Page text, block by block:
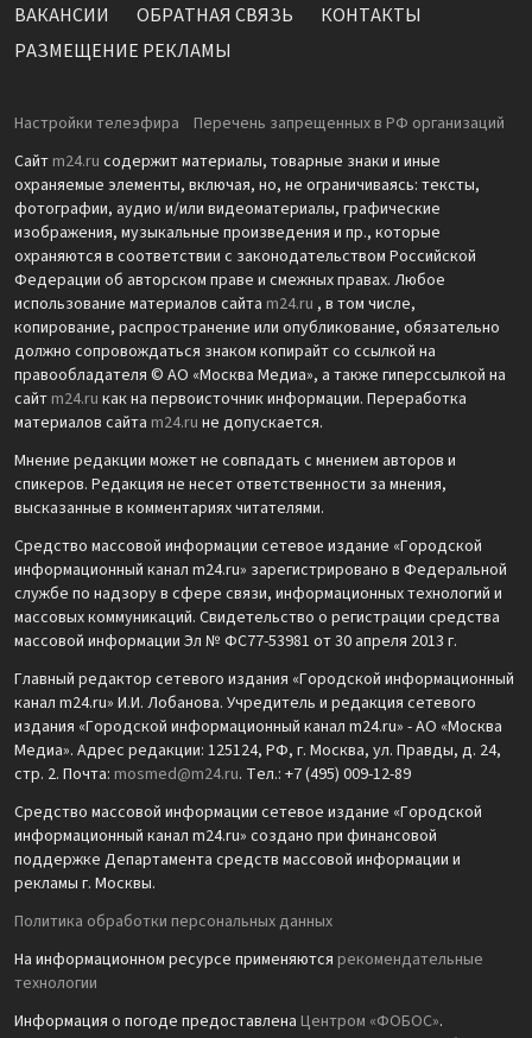
ВАКАНСИИ ОБРАТНАЯ СВЯЗЬ
КОНТАКТЫ
РАЗМЕЩЕНИЕ РЕКЛАМЫ
Настройки телеэфира
Перечень запрещенных в РФ организаций
Сайт m24.ru содержит материалы, товарные знаки и иные
охраняемые элементы, включая, но, не ограничиваясь: тексты,
фотографии, аудио и/или видеоматериалы, графические
изображения, музыкальные произведения и пр., которые
охраняются в соответствии с законодательством Российской
Федерации об авторском праве и смежных правах. Любое
использование материалов сайта m24.ru , в том числе,
копирование, распространение или опубликование, обязательно
должно сопровождаться знаком копирайт со ссылкой на
правообладателя © АО «Москва Медиа», а также гиперссылкой на
сайт m24.ru как на первоисточник информации. Переработка
материалов сайта m24.ru не допускается.
Мнение редакции может не совпадать с мнением авторов и
спикеров. Редакция не несет ответственности за мнения,
высказанные в комментариях читателями.
Средство массовой информации сетевое издание «Городской
информационный канал m24.ru» зарегистрировано в Федеральной
службе по надзору в сфере связи, информационных технологий и
массовых коммуникаций. Свидетельство о регистрации средства
массовой информации Эл № ФС77-53981 от 30 апреля 2013 г.
Главный редактор сетевого издания «Городской информационный
канал m24.ru» И.И. Лобанова. Учредитель и редакция сетевого
издания «Городской информационный канал m24.ru» - АО «Москва
Медиа». Адрес редакции: 125124, РФ, г. Москва, ул. Правды, д. 24,
стр. 2. Почта: mosmed@m24.ru. Тел.: +7 (495) 009-12-89
Средство массовой информации сетевое издание «Городской
информационный канал m24.ru» создано при финансовой
поддержке Департамента средств массовой информации и
рекламы г. Москвы.
Политика обработки персональных данных
На информационном ресурсе применяются рекомендательные
технологии
Информация о погоде предоставлена Центром «ФОБОС».